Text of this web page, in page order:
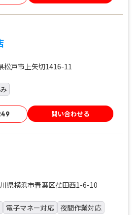
戸市上矢切1416-11
問い合わせる
県横浜市青葉区荏田西1-6-10
電子マネー対応
夜間作業対応